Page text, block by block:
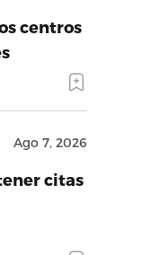
centros
Ago 7, 2026
citas